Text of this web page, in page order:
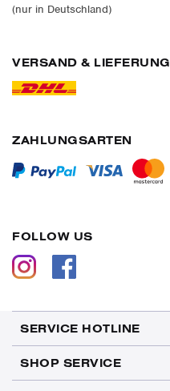
(nur in Deutschland)
VERSAND & LIEFERUNG
ZAHLUNGSARTEN
FOLLOW US
SERVICE HOTLINE
SHOP SERVICE